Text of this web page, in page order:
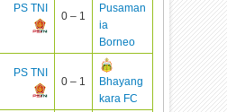
PS TNI
0 – 1
Pusaman
ia
Borneo
PS TNI
0 – 1
Bhayang
kara FC